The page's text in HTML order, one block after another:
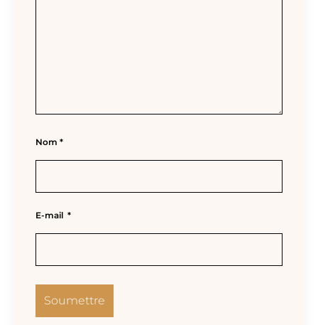
Nom *
E-mail *